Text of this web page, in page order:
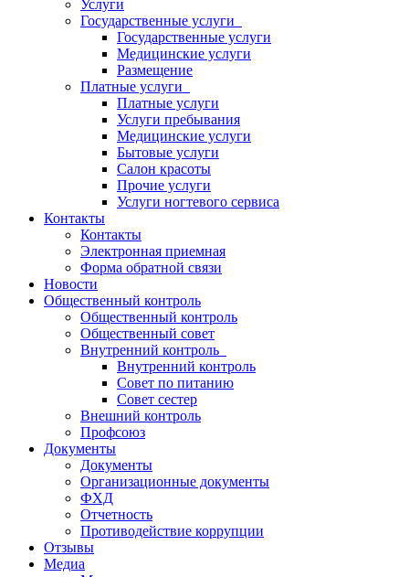
Услуги
Государственные услуги
Государственные услуги
Медицинские услуги
Размещение
Платные услуги
Платные услуги
Услуги пребывания
Медицинские услуги
Бытовые услуги
Салон красоты
Прочие услуги
Услуги ногтевого сервиса
Контакты
Контакты
Электронная приемная
Форма обратной связи
Новости
Общественный контроль
Общественный контроль
Общественный совет
Внутренний контроль
Внутренний контроль
Совет по питанию
Совет сестер
Внешний контроль
Профсоюз
Документы
Документы
Организационные документы
ФХД
Отчетность
Противодействие коррупции
Отзывы
Медиа